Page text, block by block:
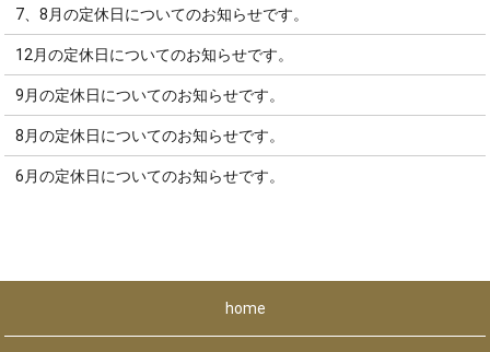
7、8月の定休日についてのお知らせです。
12月の定休日についてのお知らせです。
9月の定休日についてのお知らせです。
8月の定休日についてのお知らせです。
6月の定休日についてのお知らせです。
home